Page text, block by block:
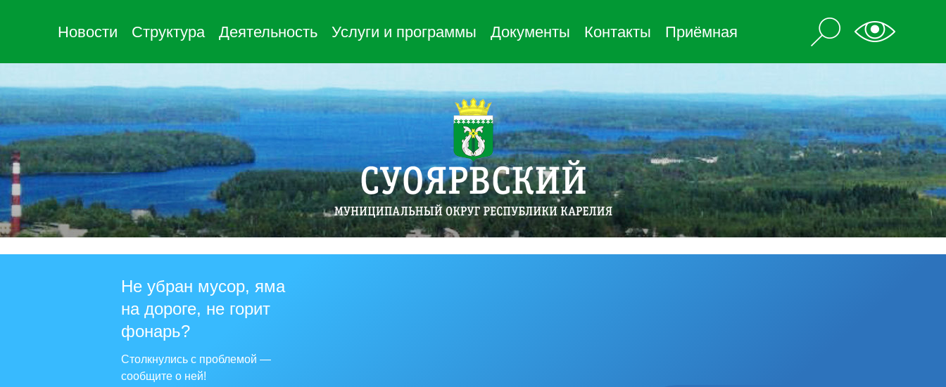
Новости Структура Деятельность Услуги и программы Документы Контакты Приёмная
Не убран мусор, яма
на дороге, не горит
фонарь?
Столкнулись с проблемой —
сообщите о ней!